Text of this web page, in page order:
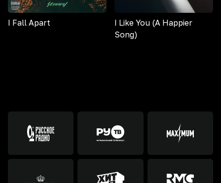
I Fall Apart
I Like You (A Happier
Song)